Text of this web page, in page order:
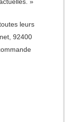
leurs
92400